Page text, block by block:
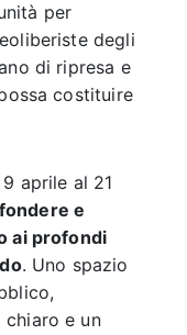
per
degli
di ripresa e
costituire
aprile al 21
e
ai profondi
. Uno spazio
e un